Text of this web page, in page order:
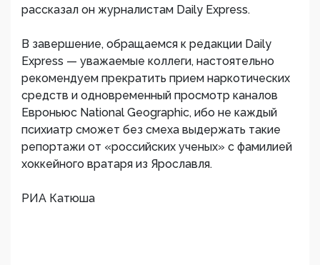
рассказал он журналистам Daily Express.
В завершение, обращаемся к редакции Daily
Express — уважаемые коллеги, настоятельно
рекомендуем прекратить прием наркотических
средств и одновременный просмотр каналов
Евроньюс National Geographic, ибо не каждый
психиатр сможет без смеха выдержать такие
репортажи от «российских ученых» с фамилией
хоккейного вратаря из Ярославля.
РИА Катюша